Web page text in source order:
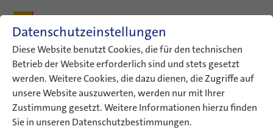
Datenschutzeinstellungen
Diese Website benutzt Cookies, die für den technischen
Betrieb der Website erforderlich sind und stets gesetzt
werden. Weitere Cookies, die dazu dienen, die Zugriffe auf
unsere Website auszuwerten, werden nur mit Ihrer
Zustimmung gesetzt. Weitere Informationen hierzu finden
Sie in unseren Datenschutzbestimmungen.
ConAct Über uns Archiv
Veranstaltungsarchiv
Veranstaltungsarchiv Liste